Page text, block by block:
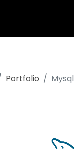
Portfolio Mysql